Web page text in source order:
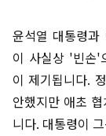
윤석열 대통령
이 사실상 '빈손'
이 제기됩니다.
안했지만 애초
니다. 대통령이